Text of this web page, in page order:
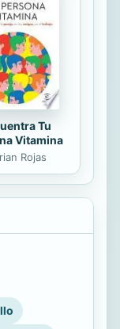
Tu
Vitamina
Rojas